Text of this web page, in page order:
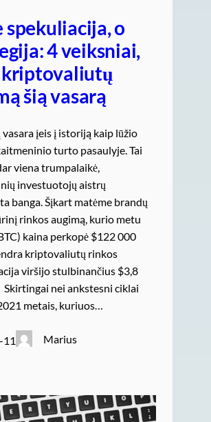
spekuliacija, o
4 veiksniai,
kriptovaliutų
šią vasarą
įeis į istoriją kaip lūžio
turto pasaulyje. Tai
viena trumpalaikė,
investuotojų aistrų
banga. Šįkart matėme brandų
rinkos augimą, kurio metu
kaina perkopė $122 000
kriptovaliutų rinkos
viršijo stulbinančius $3,8
nei ankstesni ciklai
metais, kuriuos…
11 Marius